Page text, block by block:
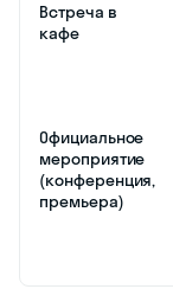
Встреча в
кафе
Официальное
мероприятие
(конференция,
премьера)